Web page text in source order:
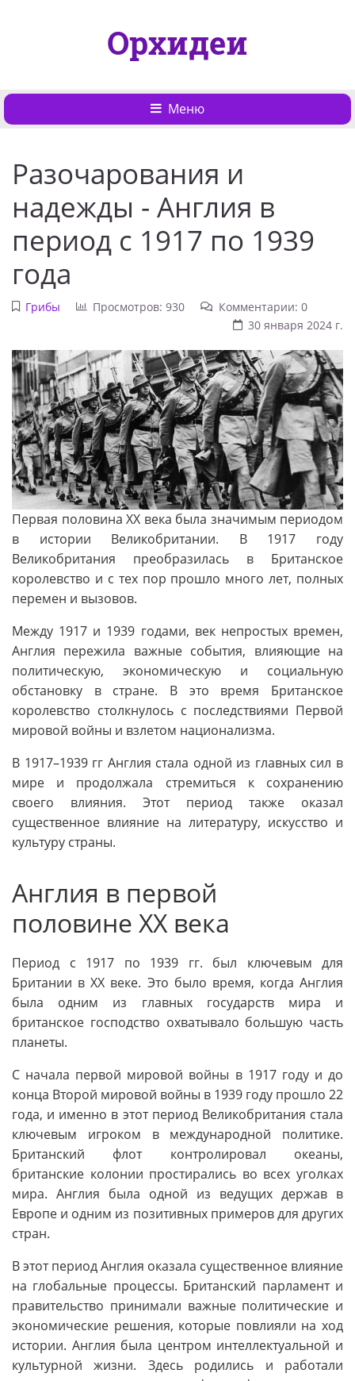
Орхидеи
Меню
Разочарования и
надежды - Англия в
период с 1917 по 1939
года
Грибы Просмотров: 930
Комментарии: 0
30 января 2024 г.
Первая половина XX века была значимым периодом
в истории Великобритании. В 1917 году
Великобритания преобразилась в Британское
королевство и с тех пор прошло много лет, полных
перемен и вызовов.
Между 1917 и 1939 годами, век непростых времен,
Англия пережила важные события, влияющие на
политическую, экономическую и социальную
обстановку в стране. В это время Британское
королевство столкнулось с последствиями Первой
мировой войны и взлетом национализма.
В 1917–1939 гг Англия стала одной из главных сил в
мире и продолжала стремиться к сохранению
своего влияния. Этот период также оказал
существенное влияние на литературу, искусство и
культуру страны.
Англия в первой
половине XX века
Период с 1917 по 1939 гг. был ключевым для
Британии в XX веке. Это было время, когда Англия
была одним из главных государств мира и
британское господство охватывало большую часть
планеты.
С начала первой мировой войны в 1917 году и до
конца Второй мировой войны в 1939 году прошло 22
года, и именно в этот период Великобритания стала
ключевым игроком в международной политике.
Британский флот контролировал океаны,
британские колонии простирались во всех уголках
мира. Англия была одной из ведущих держав в
Европе и одним из позитивных примеров для других
стран.
В этот период Англия оказала существенное влияние
на глобальные процессы. Британский парламент и
правительство принимали важные политические и
экономические решения, которые повлияли на ход
истории. Англия была центром интеллектуальной и
культурной жизни. Здесь родились и работали